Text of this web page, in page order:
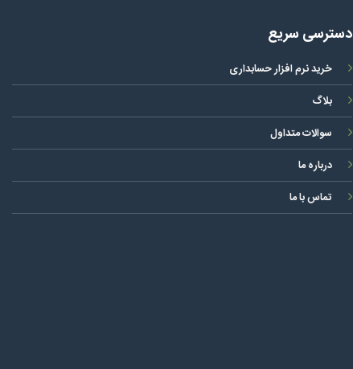
دسترسی سریع
خرید نرم افزار حسابداری
بلاگ
سوالات متداول
درباره ما
تماس با ما